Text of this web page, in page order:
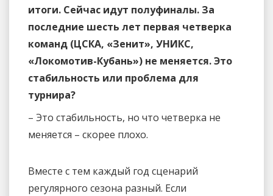
итоги. Сейчас идут полуфиналы. За
последние шесть лет первая четверка
команд (ЦСКА, «Зенит», УНИКС,
«Локомотив-Кубань») не меняется. Это
стабильность или проблема для
турнира?
– Это стабильность, но что четверка не
меняется – скорее плохо.
Вместе с тем каждый год сценарий
регулярного сезона разный. Если